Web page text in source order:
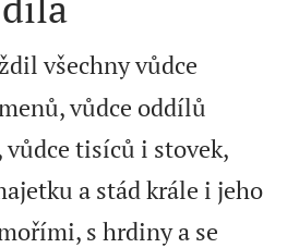
všechny vůdce
vůdce oddílů
tisíců i stovek,
a stád krále i jeho
s hrdiny a se